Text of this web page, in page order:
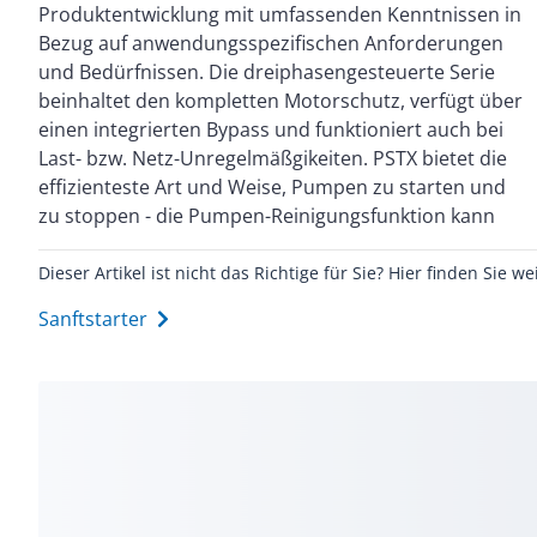
Produktentwicklung mit umfassenden Kenntnissen in
Bezug auf anwendungsspezifischen Anforderungen
und Bedürfnissen. Die dreiphasengesteuerte Serie
beinhaltet den kompletten Motorschutz, verfügt über
einen integrierten Bypass und funktioniert auch bei
Last- bzw. Netz-Unregelmäßgikeiten. PSTX bietet die
effizienteste Art und Weise, Pumpen zu starten und
zu stoppen - die Pumpen-Reinigungsfunktion kann
reinigen, wodurch die Verfügbarkeit Ihres
Pumpensystems gewährleistet wird. Bei PSTX sind 14
Sprachen vorinstalliert - maximal fünf verschiedene
Startbildschirme können eingerichtet werden. Der
PSTX Softstarter ist serienmäßig mit einer
abnehmbaren Tastatur ausgestattet, die z.Bsp. an
Dieser Artikel ist nicht das Richtige für Sie? Hier finden Sie
Sanftstarter